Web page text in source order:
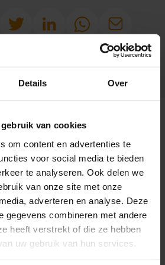
Details Over
van cookies
om content en advertenties te
voor social media te bieden
te analyseren. Ook delen we
van onze site met onze
adverteren en analyse. Deze
gegevens combineren met andere
heeft verstrekt of die ze hebben
uw gebruik van hun services.
VOOR JOU